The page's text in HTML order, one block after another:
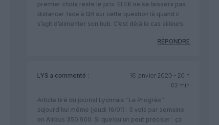
premier choix reste le prix. Et EK ne se laissera pas
distancer face à QR sur cette question là quand il
s’agit d’alimenter son hub. C’est déjà le cas ailleurs.
RÉPONDRE
LYS a commenté :
16 janvier 2020 - 20 h
03 min
Article tiré du journal Lyonnais “Le Progrès”
aujourd’hui même (jeudi 16/01) : 5 vols par semaine
en Airbus 350.900. Si quelqu’un peut préciser : ça